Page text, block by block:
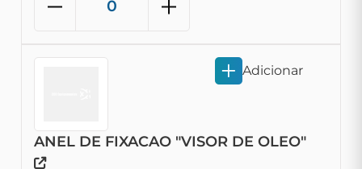
ANEL DE FIXACAO "VISOR DE OLEO"
Adicionar